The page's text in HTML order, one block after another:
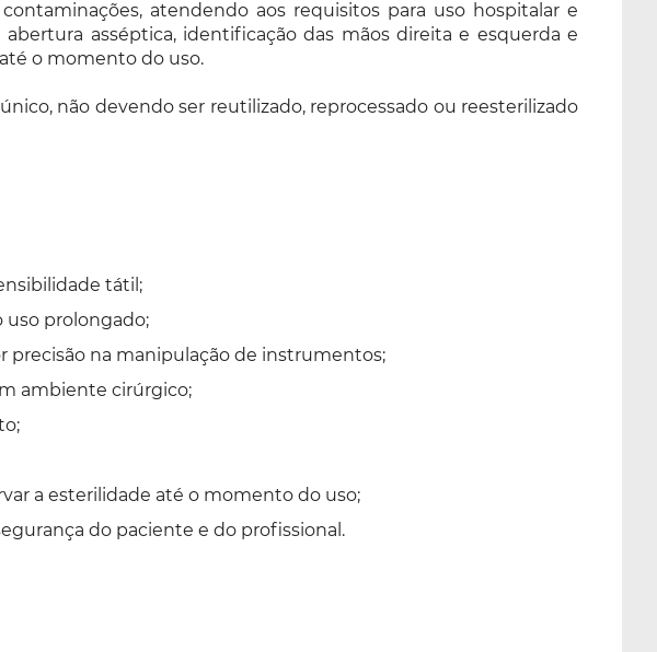
atendendo aos requisitos para uso hospitalar e
asséptica, identificação das mãos direita e esquerda e
o momento do uso.
não devendo ser reutilizado, reprocessado ou reesterilizado
tátil;
uso prolongado;
precisão na manipulação de instrumentos;
ambiente cirúrgico;
a esterilidade até o momento do uso;
do paciente e do profissional.